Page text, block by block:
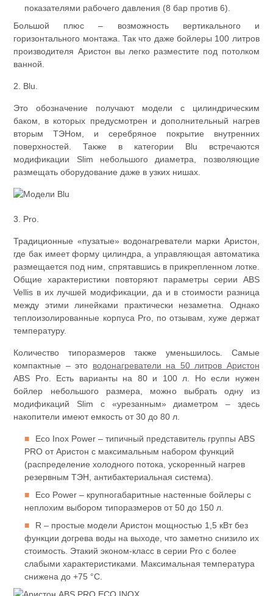
показателями рабочего давления (8 бар против 6).
Большой плюс – возможность вертикального и
горизонтального монтажа. Так что даже бойлеры 100 литров
производителя Аристон вы легко разместите под потолком
ванной.
2. Blu.
Это обозначение получают модели с цилиндрическим
баком, в которых предусмотрен и дополнительный нагрев
вторым ТЭНом, и серебряное покрытие внутренних
поверхностей. Также в категории Blu встречаются
модификации Slim небольшого диаметра, позволяющие
размещать оборудование даже в узких нишах.
3. Pro.
Традиционные «пузатые» водонагреватели марки Аристон,
где бак имеет форму цилиндра, а управляющая автоматика
размещается под ним, спрятавшись в прикрепленном лотке.
Общие характеристики повторяют параметры серии ABS
Vellis в их лучшей модификации, да и в стоимости разница
между этими линейками практически незаметна. Однако
теплоизолированные корпуса Pro, по отзывам, хуже держат
температуру.
Количество типоразмеров также уменьшилось. Самые
компактные – это водонагреватели на 50 литров Аристон
ABS Pro. Есть варианты на 80 и 100 л. Но если нужен
бойлер небольшого размера, можно выбрать одну из
модификаций Slim с «урезанным» диаметром – здесь
накопители имеют емкость от 30 до 80 л.
Eco Inox Power – типичный представитель группы ABS
PRO от Аристон с максимальным набором функций
(распределение холодного потока, ускоренный нагрев
резервным ТЭН, антибактериальная система).
Eco Power – крупногабаритные настенные бойлеры с
неплохим выбором типоразмеров от 50 до 150 л.
R – простые модели Аристон мощностью 1,5 кВт без
функции догрева воды на выходе, что заметно снизило их
стоимость. Этакий эконом-класс в серии Pro с более
слабыми характеристиками. Максимальная температура
снижена до +75 °С.